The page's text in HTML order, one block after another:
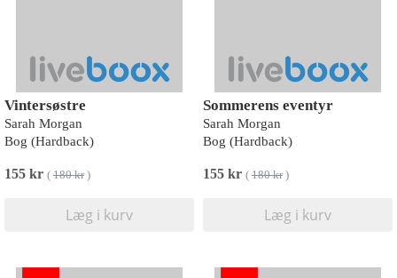
Vintersøstre
Sarah Morgan
Bog (Hardback)
155 kr ( 180 kr)
Læg i kurv
Sommerens eventyr
Sarah Morgan
Bog (Hardback)
155 kr ( 180 kr)
Læg i kurv